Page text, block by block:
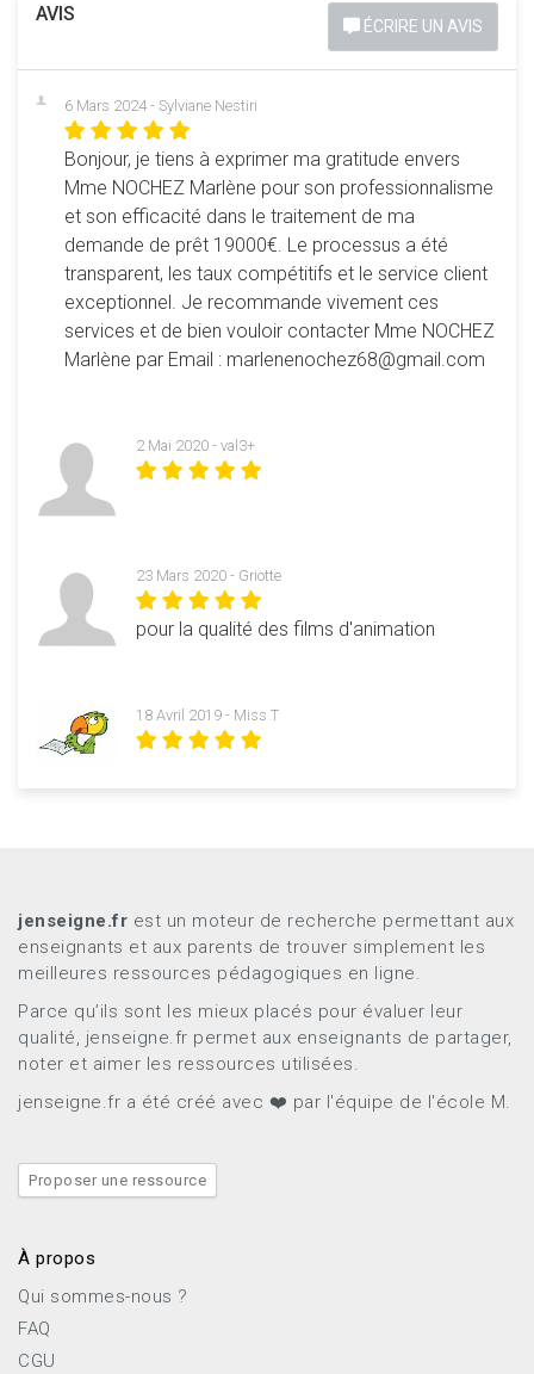
AVIS
ÉCRIRE UN AVIS
6 Mars 2024 - Sylviane Nestiri
Bonjour, je tiens à exprimer ma gratitude envers
Mme NOCHEZ Marlène pour son professionnalisme
et son efficacité dans le traitement de ma
demande de prêt 19000€. Le processus a été
transparent, les taux compétitifs et le service client
exceptionnel. Je recommande vivement ces
services et de bien vouloir contacter Mme NOCHEZ
Marlène par Email : marlenenochez68@gmail.com
2 Mai 2020 - val3+
23 Mars 2020 - Griotte
pour la qualité des films d'animation
18 Avril 2019 - Miss T
jenseigne.fr est un moteur de recherche permettant aux
enseignants et aux parents de trouver simplement les
meilleures ressources pédagogiques en ligne.
Parce qu’ils sont les mieux placés pour évaluer leur
qualité, jenseigne.fr permet aux enseignants de partager,
noter et aimer les ressources utilisées.
jenseigne.fr a été créé avec ❤️ par l'équipe de l'école M.
Proposer une ressource
À propos
Qui sommes-nous ?
FAQ
CGU